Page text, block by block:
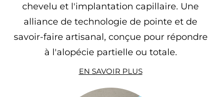
chevelu et l'implantation capillaire. Une
alliance de technologie de pointe et de
savoir-faire artisanal, conçue pour répondre
à l'alopécie partielle ou totale.
EN SAVOIR PLUS